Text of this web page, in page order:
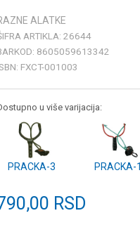
ALATKE
ARTIKLA: 26644
8605059613342
FXCT-001003
u više varijacija:
PRACKA-3 PRACKA-1
RSD